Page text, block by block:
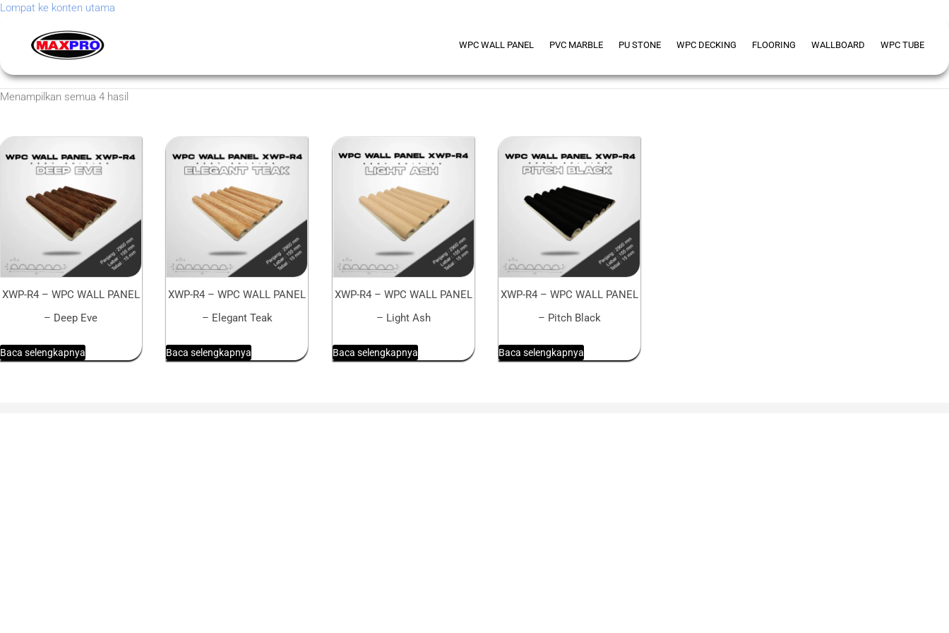
Lompat ke konten utama
WPC WALL PANEL PVC MARBLE PU STONE WPC DECKING FLOORING WALLBOARD WPC TUBE
Menampilkan semua 4 hasil
XWP-R4 – WPC WALL PANEL
– Deep Eve
Baca selengkapnya
XWP-R4 – WPC WALL PANEL
– Elegant Teak
Baca selengkapnya
XWP-R4 – WPC WALL PANEL
– Light Ash
Baca selengkapnya
XWP-R4 – WPC WALL PANEL
– Pitch Black
Baca selengkapnya